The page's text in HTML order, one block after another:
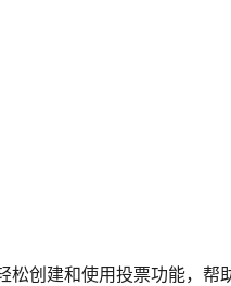
创建和使用投票功能，帮